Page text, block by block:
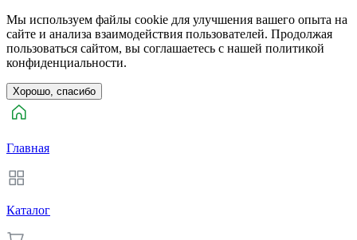
Мы используем файлы cookie для улучшения вашего опыта на
сайте и анализа взаимодействия пользователей. Продолжая
пользоваться сайтом, вы соглашаетесь с нашей политикой
конфиденциальности.
Хорошо, спасибо
Главная
Каталог